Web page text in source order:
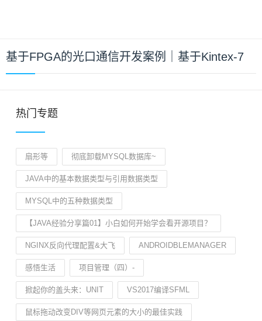
基于FPGA的光口通信开发案例｜基于Kintex-7
热门专题
扇形等 彻底卸载MYSQL数据库~
JAVA中的基本数据类型与引用数据类型
MYSQL中的五种数据类型
【JAVA经验分享篇01】小白如何开始学会看开源项目？
NGINX反向代理配置&大飞 ANDROIDBLEMANAGER
感悟生活 项目管理（四）-
掀起你的盖头来：UNIT VS2017编译SFML
鼠标拖动改变DIV等网页元素的大小的最佳实践